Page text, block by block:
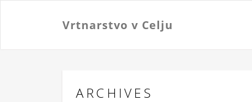
Vrtnarstvo v Celju
ARCHIVES